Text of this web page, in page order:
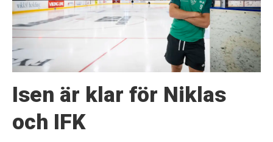
Isen är klar för Niklas
och IFK